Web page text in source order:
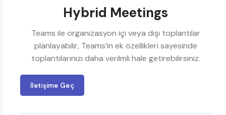
Hybrid Meetings
Teams ile organizasyon içi veya dışı toplantılar
planlayabilir, Teams’in ek özellikleri sayesinde
toplantılarınızı daha verilmli hale getirebilirsiniz.
İletişime Geç